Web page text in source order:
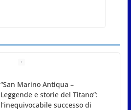
Meno asfalto, più alberi: San
Marino punta sulla
depavimentazione per